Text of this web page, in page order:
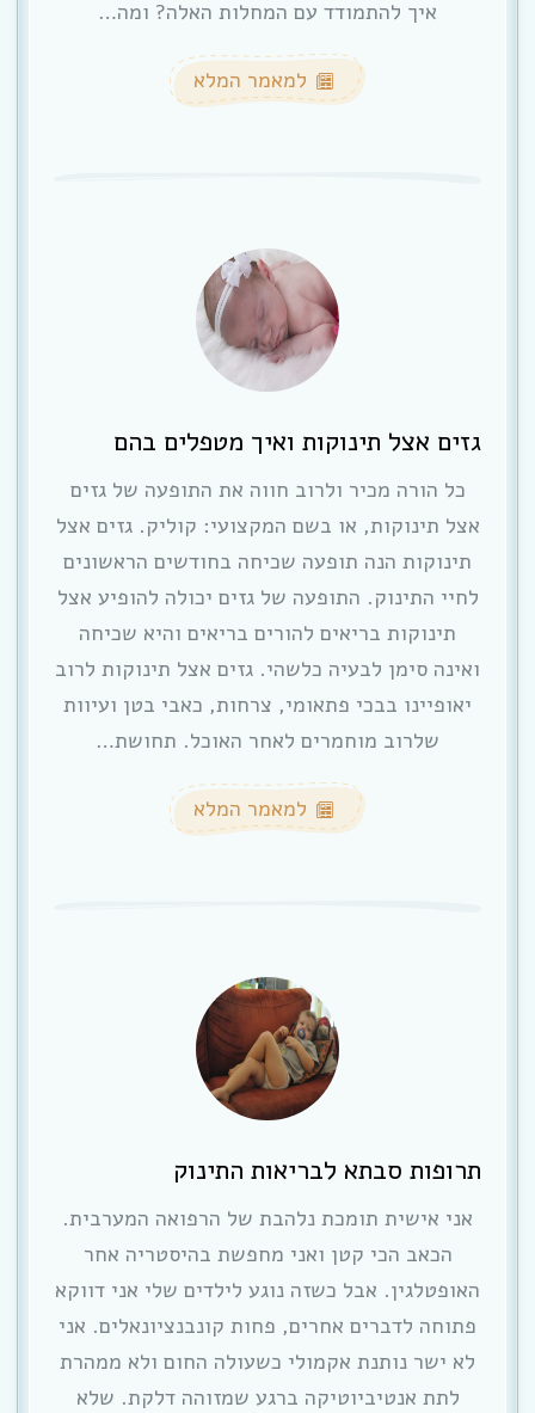
איך להתמודד עם המחלות האלה? ומה…
למאמר המלא
גזים אצל תינוקות ואיך מטפלים בהם
כל הורה מכיר ולרוב חווה את התופעה של גזים
אצל תינוקות, או בשם המקצועי: קוליק. גזים אצל
תינוקות הנה תופעה שכיחה בחודשים הראשונים
לחיי התינוק. התופעה של גזים יכולה להופיע אצל
תינוקות בריאים להורים בריאים והיא שכיחה
ואינה סימן לבעיה כלשהי. גזים אצל תינוקות לרוב
יאופיינו בבכי פתאומי, צרחות, כאבי בטן ועיוות
שלרוב מוחמרים לאחר האוכל. תחושת…
למאמר המלא
תרופות סבתא לבריאות התינוק
אני אישית תומכת נלהבת של הרפואה המערבית.
הכאב הכי קטן ואני מחפשת בהיסטריה אחר
האופטלגין. אבל כשזה נוגע לילדים שלי אני דווקא
פתוחה לדברים אחרים, פחות קונבנציונאלים. אני
לא ישר נותנת אקמולי כשעולה החום ולא ממהרת
לתת אנטיביוטיקה ברגע שמזוהה דלקת. שלא